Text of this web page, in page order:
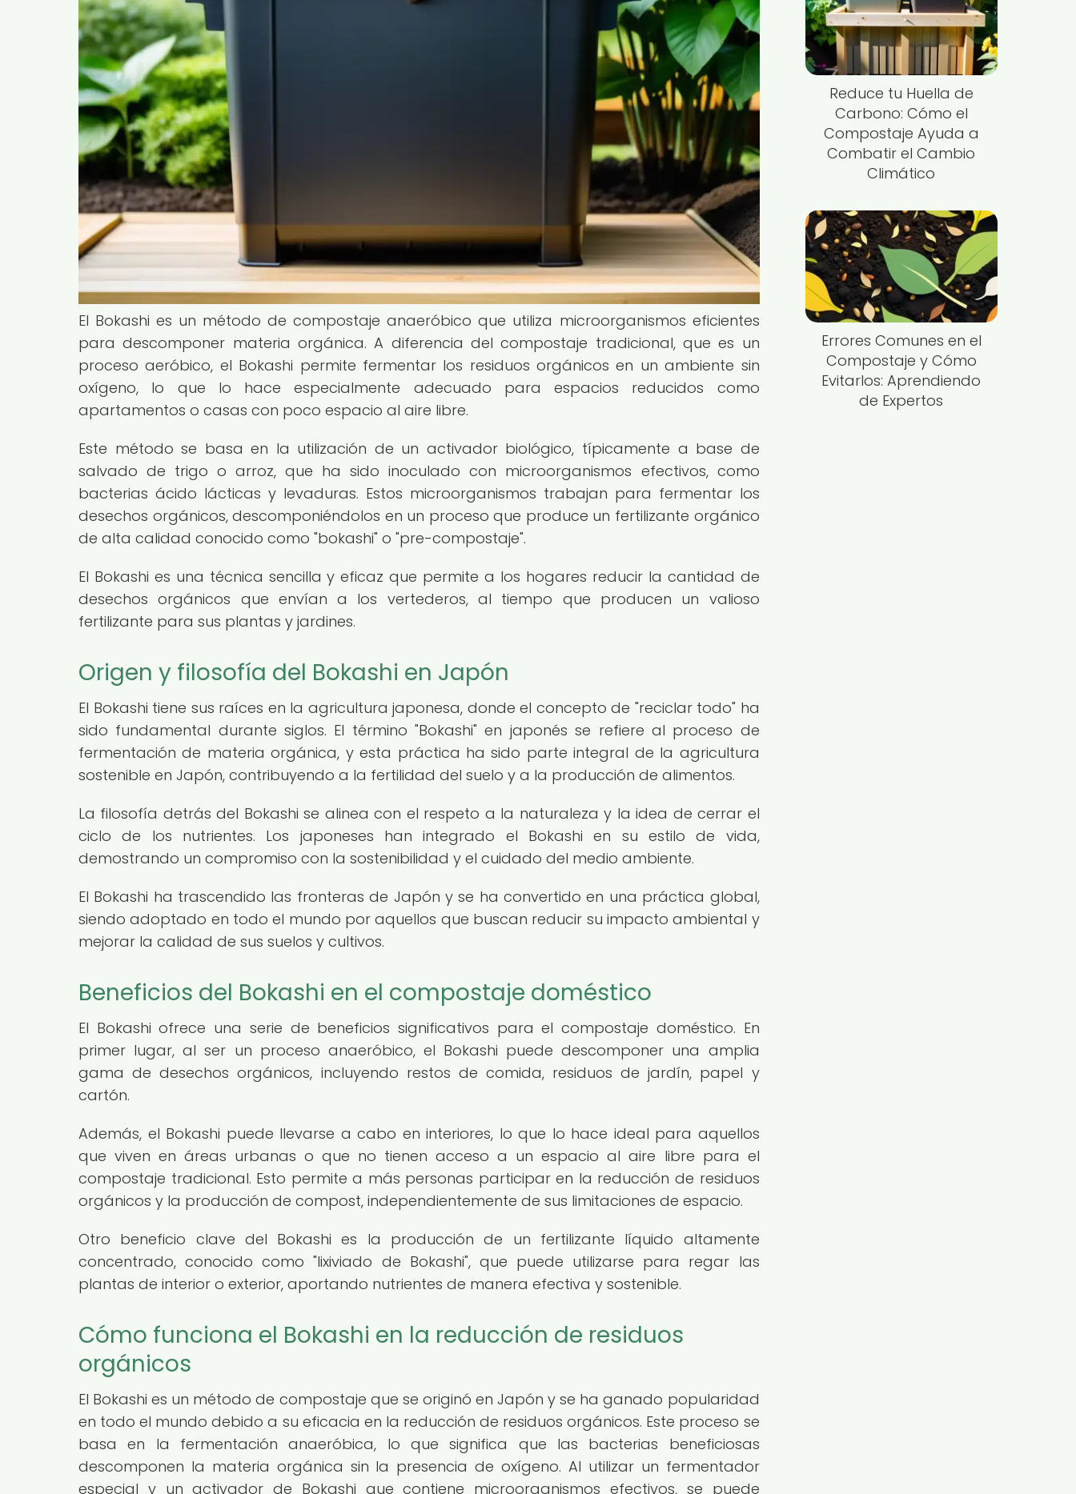
El Bokashi es un método de compostaje anaeróbico que utiliza microorganismos eficientes
para descomponer materia orgánica. A diferencia del compostaje tradicional, que es un
proceso aeróbico, el Bokashi permite fermentar los residuos orgánicos en un ambiente sin
oxígeno, lo que lo hace especialmente adecuado para espacios reducidos como
apartamentos o casas con poco espacio al aire libre.
Este método se basa en la utilización de un activador biológico, típicamente a base de
salvado de trigo o arroz, que ha sido inoculado con microorganismos efectivos, como
bacterias ácido lácticas y levaduras. Estos microorganismos trabajan para fermentar los
desechos orgánicos, descomponiéndolos en un proceso que produce un fertilizante orgánico
de alta calidad conocido como "bokashi" o "pre​-compostaje".
El Bokashi es una técnica sencilla y eficaz que permite a los hogares reducir la cantidad de
desechos orgánicos que envían a los vertederos, al tiempo que producen un valioso
fertilizante para sus plantas y jardines.
Origen y filosofía del Bokashi en Japón
El Bokashi tiene sus raíces en la agricultura japonesa, donde el concepto de "reciclar todo" ha
sido fundamental durante siglos. El término "Bokashi" en japonés se refiere al proceso de
fermentación de materia orgánica, y esta práctica ha sido parte integral de la agricultura
sostenible en Japón, contribuyendo a la fertilidad del suelo y a la producción de alimentos.
La filosofía detrás del Bokashi se alinea con el respeto a la naturaleza y la idea de cerrar el
ciclo de los nutrientes. Los japoneses han integrado el Bokashi en su estilo de vida,
demostrando un compromiso con la sostenibilidad y el cuidado del medio ambiente.
El Bokashi ha trascendido las fronteras de Japón y se ha convertido en una práctica global,
siendo adoptado en todo el mundo por aquellos que buscan reducir su impacto ambiental y
mejorar la calidad de sus suelos y cultivos.
Beneficios del Bokashi en el compostaje doméstico
El Bokashi ofrece una serie de beneficios significativos para el compostaje doméstico. En
primer lugar, al ser un proceso anaeróbico, el Bokashi puede descomponer una amplia
gama de desechos orgánicos, incluyendo restos de comida, residuos de jardín, papel y
cartón.
Además, el Bokashi puede llevarse a cabo en interiores, lo que lo hace ideal para aquellos
que viven en áreas urbanas o que no tienen acceso a un espacio al aire libre para el
compostaje tradicional. Esto permite a más personas participar en la reducción de residuos
orgánicos y la producción de compost, independientemente de sus limitaciones de espacio.
Otro beneficio clave del Bokashi es la producción de un fertilizante líquido altamente
concentrado, conocido como "lixiviado de Bokashi", que puede utilizarse para regar las
plantas de interior o exterior, aportando nutrientes de manera efectiva y sostenible.
Cómo funciona el Bokashi en la reducción de residuos
orgánicos
El Bokashi es un método de compostaje que se originó en Japón y se ha ganado popularidad
en todo el mundo debido a su eficacia en la reducción de residuos orgánicos. Este proceso se
basa en la fermentación anaeróbica, lo que significa que las bacterias beneficiosas
descomponen la materia orgánica sin la presencia de oxígeno. Al utilizar un fermentador
especial y un activador de Bokashi que contiene microorganismos efectivos, se puede
Reduce tu Huella de
Carbono: Cómo el
Compostaje Ayuda a
Combatir el Cambio
Climático
Errores Comunes en el
Compostaje y Cómo
Evitarlos: Aprendiendo
de Expertos